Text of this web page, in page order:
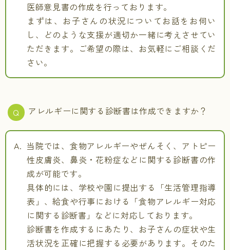
医師意見書の作成を行っております。
まずは、お子さんの状況についてお話をお伺い
し、どのような支援が適切か一緒に考えさせてい
ただきます。ご希望の際は、お気軽にご相談くだ
さい。
アレルギーに関する診断書は作成できますか？
当院では、食物アレルギーやぜんそく、アトピー
性皮膚炎、鼻炎・花粉症などに関する診断書の作
成が可能です。
具体的には、学校や園に提出する「生活管理指導
表」、給食や行事における「食物アレルギー対応
に関する診断書」などに対応しております。
診断書を作成するにあたり、お子さんの症状や生
活状況を正確に把握する必要があります。そのた